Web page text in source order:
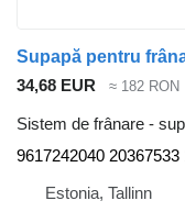
34,68 EUR ≈ 182 RON
Sistem de frânare -
9617242040 20367533
Estonia, Tallinn